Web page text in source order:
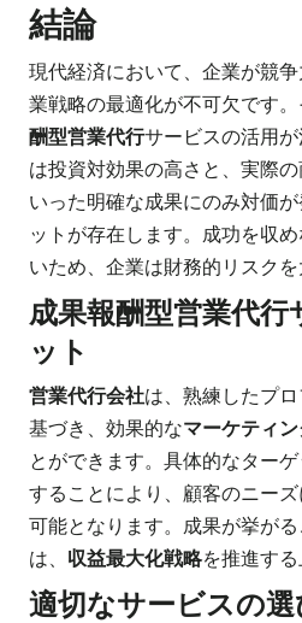
結論
現代経済において、企業が競
業戦略の最適化が不可欠です。
酬型営業代行サービスの活用
は投資対効果の高さと、実際
いった明確な成果にのみ対価
ットが存在します。成功を収
いため、企業は財務的リスクを
成果報酬型営業代行
ット
営業代行会社は、熟練したプ
基づき、効果的なマーケティ
とができます。具体的なター
することにより、顧客のニー
可能となります。成果が挙が
は、 収益最大化戦略を推進する
適切なサービスの